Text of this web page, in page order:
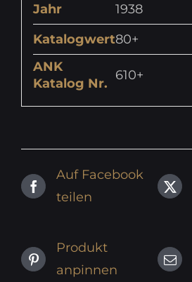
Jahr
1938
Katalogwert80+
ANK
Katalog Nr.
610+
Auf Facebook
teilen
Produkt
anpinnen